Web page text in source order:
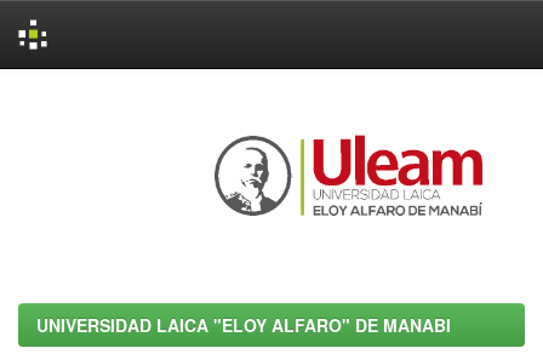
UNIVERSIDAD LAICA "ELOY ALFARO" DE MANABI